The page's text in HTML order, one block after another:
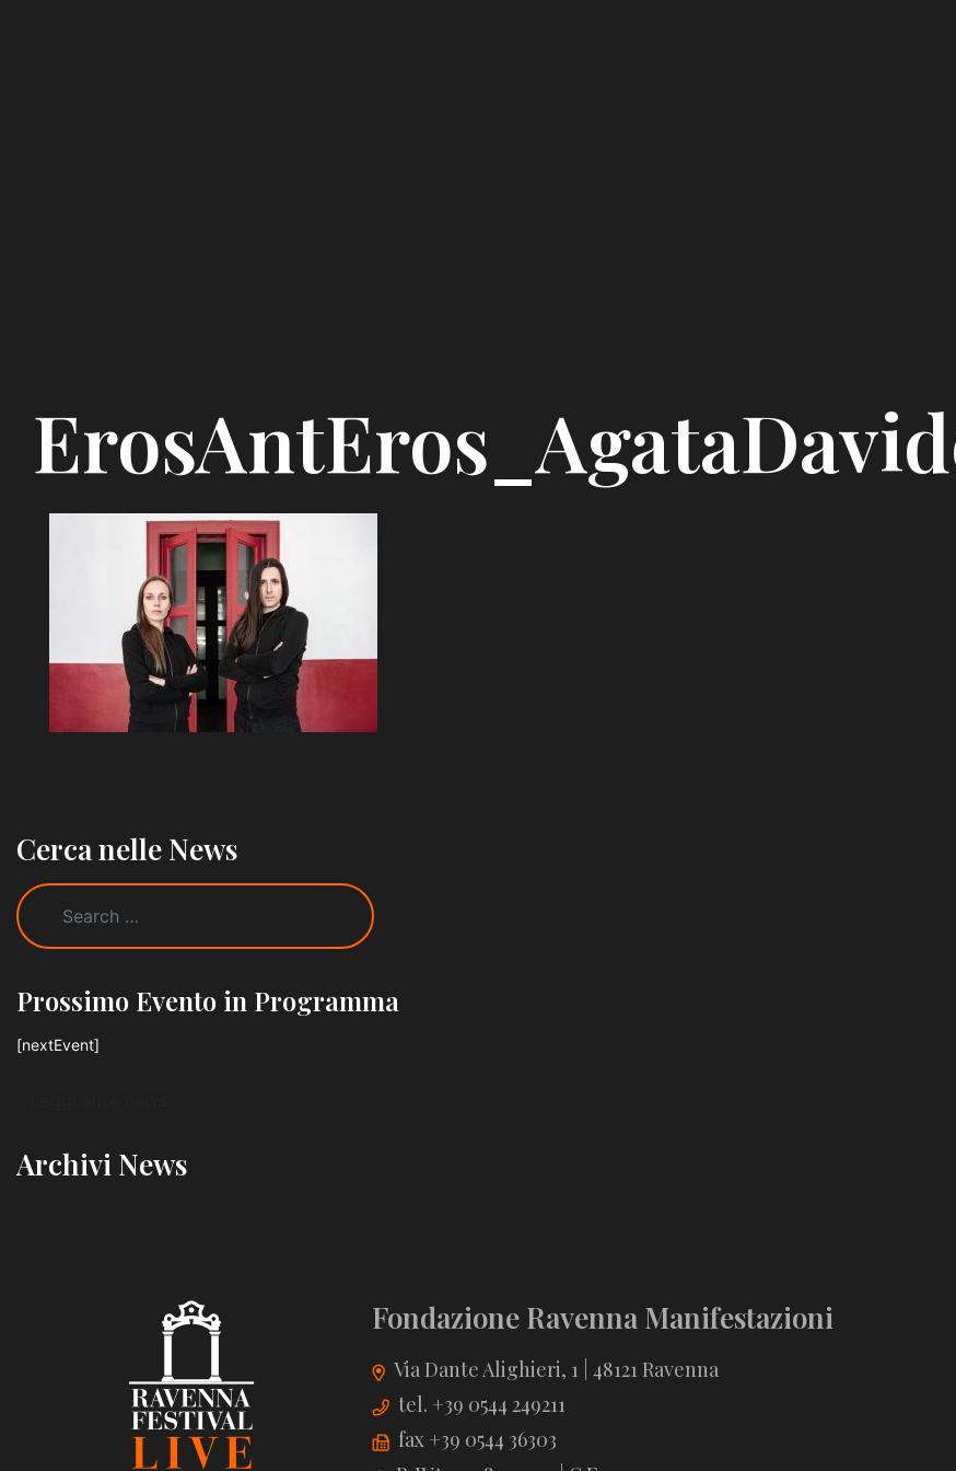
Cerca nelle News
Prossimo Evento in Programma
[nextEvent]
Archivi News
Fondazione Ravenna Manifestazioni
Via Dante Alighieri, 1 | 48121 Ravenna
tel. +39 0544 249211
fax +39 0544 36303